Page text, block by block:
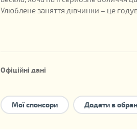
Улюблене заняття дівчинки – це
Офіційні дані
Номер дитини в державній базі:
Можливі форми сімейного
Мої спонсори Додати в